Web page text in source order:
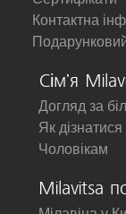
Контактна
Сім'я
Догляд за
Як дізнатися
Чоловікам
Milavitsa